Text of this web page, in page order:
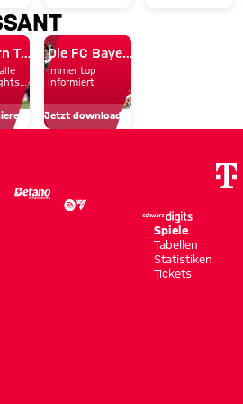
eine
Mannschaft,
die
ohne
Angst
FC Bayern TV PLUS Die FC Bayern Apps
Immer top
informiert
Jetzt downloaden!
Spiele
Tabellen
Statistiken
Tickets